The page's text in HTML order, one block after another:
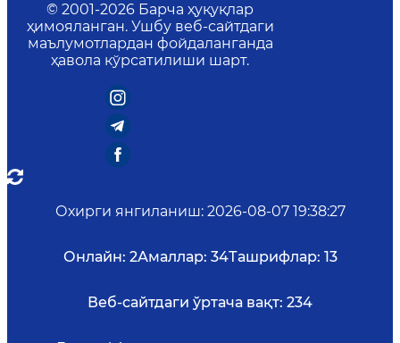
© 2001-2026 Барча ҳуқуқлар
ҳимояланган. Ушбу веб-сайтдаги
маълумотлардан фойдаланганда
ҳавола кўрсатилиши шарт.
Охирги янгиланиш: 2026-08-07 19:38:27
Онлайн: 2Амаллар: 34Ташрифлар: 13
Веб-сайтдаги ўртача вақт: 234